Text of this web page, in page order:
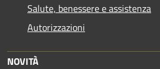
Salute, benessere e assistenza
Autorizzazioni
NOVITÀ